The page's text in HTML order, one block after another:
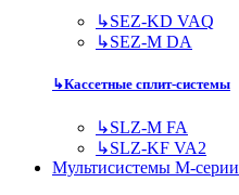
↳SEZ-KD VAQ
↳SEZ-M DA
↳Кассетные сплит-системы
↳SLZ-M FA
↳SLZ-KF VA2
Мультисистемы M-серии